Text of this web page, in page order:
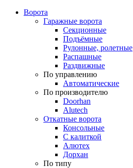
Ворота
Гаражные ворота
Секционные
Подъёмные
Рулонные, ролетные
Распашные
Раздвижные
По управлению
Автоматические
По производителю
Doorhan
Alutech
Откатные ворота
Консольные
С калиткой
Алютех
Дорхан
По типу